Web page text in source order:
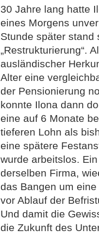
30 Jahre lang hatte
eines Morgens
Stunde später stand
„Restrukturierung“.
ausländischer
Alter eine
der Pensionierung
konnte Ilona dann
eine auf 6 Monate
tieferen Lohn als
eine spätere
wurde arbeitslos.
derselben Firma,
das Bangen um
vor Ablauf der
Und damit die
die Zukunft des